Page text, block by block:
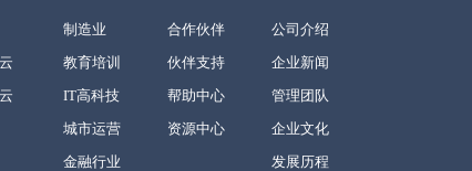
制造业
教育培训
IT高科技
城市运营
金融行业
合作伙伴
伙伴支持
帮助中心
资源中心
公司介绍
企业新闻
管理团队
企业文化
发展历程